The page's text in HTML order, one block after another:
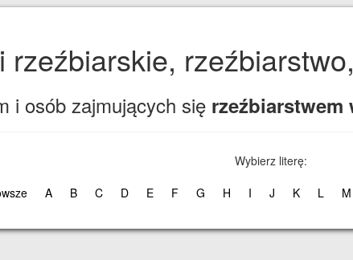
rzeźbiarskie,
i osób zajmujących się rzeźbiarstwem
Wybierz literę:
A B C D E F G H I J K L M